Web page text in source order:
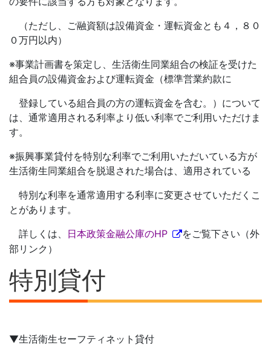
（ただし、ご融資額は設備資金・運転資金とも４，８０
０万円以内）
※事業計画書を策定し、生活衛生同業組合の検証を受けた
組合員の設備資金および運転資金（標準営業約款に
登録している組合員の方の運転資金を含む。）について
は、通常適用される利率より低い利率でご利用いただけま
す。
※振興事業貸付を特別な利率でご利用いただいている方が
生活衛生同業組合を脱退された場合は、適用されている
特別な利率を通常適用する利率に変更させていただくこ
とがあります。
詳しくは、 日本政策金融公庫のHP
をご覧下さい（外
部リンク）
特別貸付
▼生活衛生セーフティネット貸付